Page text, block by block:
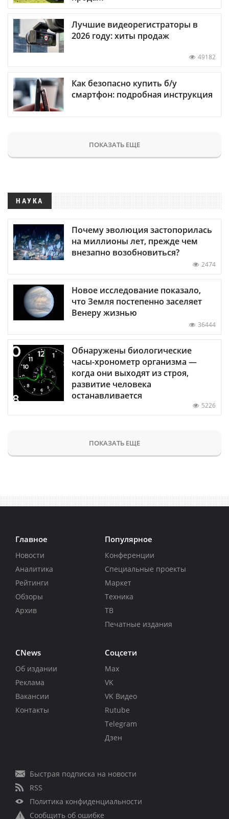
Лучшие видеорегистраторы в
2026 году: хиты продаж
49182
Как безопасно купить б/у
смартфон: подробная инструкция
ПОКАЗАТЬ ЕЩЕ
НАУКА
Почему эволюция застопорилась
на миллионы лет, прежде чем
внезапно возобновиться?
2474
Новое исследование показало,
что Земля постепенно заселяет
Венеру жизнью
36444
Обнаружены биологические
часы-хронометр организма —
когда они выходят из строя,
развитие человека
останавливается
5226
ПОКАЗАТЬ ЕЩЕ
Главное
Новости
Аналитика
Рейтинги
Обзоры
Архив
Популярное
Конференции
Специальные проекты
Маркет
Техника
ТВ
Печатные издания
CNews
Об издании
Реклама
Вакансии
Контакты
Соцсети
Max
VK
VK Видео
Rutube
Telegram
Дзен
Быстрая подписка на новости
RSS
Политика конфиденциальности
Сообщить об ошибке